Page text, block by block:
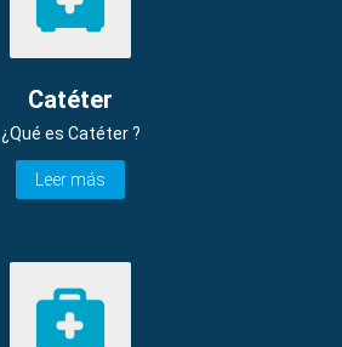
Catéter
¿Qué es Catéter ?
Leer más